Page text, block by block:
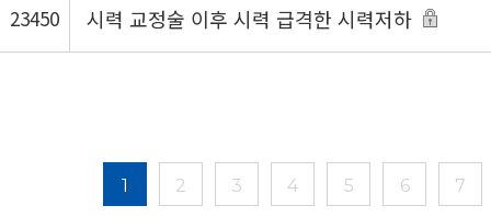
23450 시력 교정술 이후 시력 급격한 시력저하
1 2 3 4 5 6 7